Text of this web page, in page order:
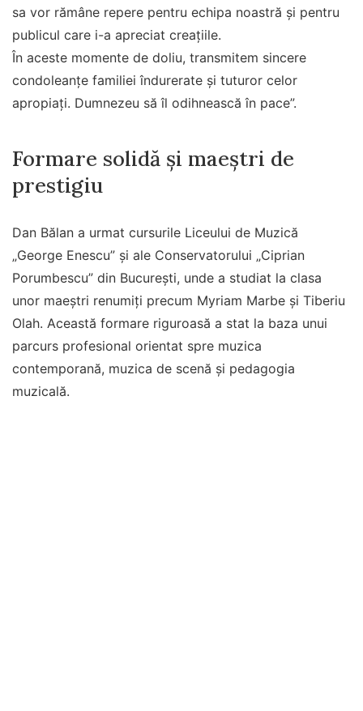
sa vor rămâne repere pentru echipa noastră și pentru
publicul care i-a apreciat creațiile.
În aceste momente de doliu, transmitem sincere
condoleanțe familiei îndurerate și tuturor celor
apropiați. Dumnezeu să îl odihnească în pace”.
Formare solidă și maeștri de
prestigiu
Dan Bălan a urmat cursurile Liceului de Muzică
„George Enescu” și ale Conservatorului „Ciprian
Porumbescu” din București, unde a studiat la clasa
unor maeștri renumiți precum Myriam Marbe și Tiberiu
Olah. Această formare riguroasă a stat la baza unui
parcurs profesional orientat spre muzica
contemporană, muzica de scenă și pedagogia
muzicală.